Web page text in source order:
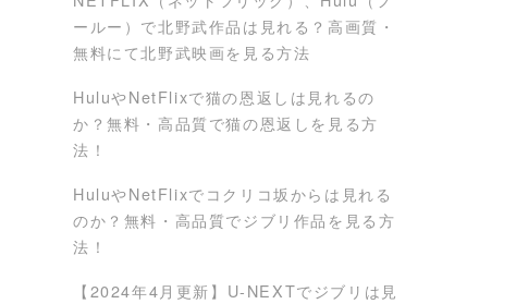
ールー）で北野武作品は見れる？高画質・
無料にて北野武映画を見る方法
HuluやNetFlixで猫の恩返しは見れるの
か？無料・高品質で猫の恩返しを見る方
法！
HuluやNetFlixでコクリコ坂からは見れる
のか？無料・高品質でジブリ作品を見る方
法！
【2024年4月更新】U-NEXTでジブリは見